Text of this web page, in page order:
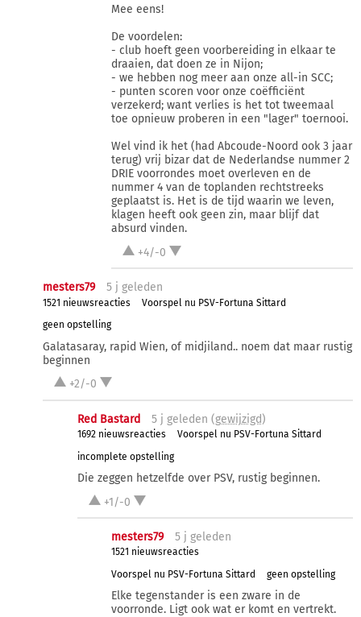
Mee eens!
De voordelen:
- club hoeft geen voorbereiding in elkaar te
draaien, dat doen ze in Nijon;
- we hebben nog meer aan onze all-in SCC;
- punten scoren voor onze coëfficiënt
verzekerd; want verlies is het tot tweemaal
toe opnieuw proberen in een "lager" toernooi.
Wel vind ik het (had Abcoude-Noord ook 3 jaar
terug) vrij bizar dat de Nederlandse nummer 2
DRIE voorrondes moet overleven en de
nummer 4 van de toplanden rechtstreeks
geplaatst is. Het is de tijd waarin we leven,
klagen heeft ook geen zin, maar blijf dat
absurd vinden.
+4/-0
mesters79 5 j geleden
1521 nieuwsreacties
Voorspel nu PSV-Fortuna Sittard
geen opstelling
Galatasaray, rapid Wien, of midjiland.. noem dat maar rustig
beginnen
+2/-0
Red Bastard 5 j geleden (gewijzigd)
1692 nieuwsreacties
Voorspel nu PSV-Fortuna Sittard
incomplete opstelling
Die zeggen hetzelfde over PSV, rustig beginnen.
+1/-0
mesters79 5 j geleden
1521 nieuwsreacties
Voorspel nu PSV-Fortuna Sittard
geen opstelling
Elke tegenstander is een zware in de
voorronde. Ligt ook wat er komt en vertrekt.